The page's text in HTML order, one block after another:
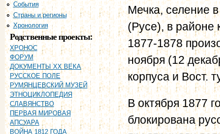
События
Страны и регионы
Хронология
Родственные проекты:
ХРОНОС
ФОРУМ
ДОКУМЕНТЫ XX ВЕКА
РУССКОЕ ПОЛЕ
РУМЯНЦЕВСКИЙ МУЗЕЙ
ЭТНОЦИКЛОПЕДИЯ
СЛАВЯНСТВО
ПЕРВАЯ МИРОВАЯ
АПСУАРА
ВОЙНА 1812 ГОДА
Мечка, селение
(Русе), в районе
1877-1878
ноября (12
корпуса и Вост.
В октября 1877
блокирована